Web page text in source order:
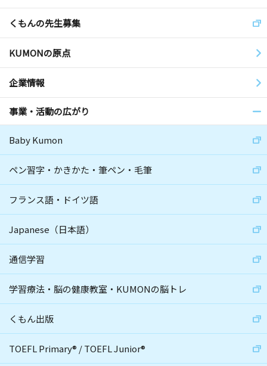
くもんの先生募集
KUMONの原点
企業情報
事業・活動の広がり
Baby Kumon
ペン習字・かきかた・筆ペン・毛筆
フランス語・ドイツ語
Japanese（日本語）
通信学習
学習療法・脳の健康教室・KUMONの脳トレ
くもん出版
TOEFL Primary® /TOEFL Junior®